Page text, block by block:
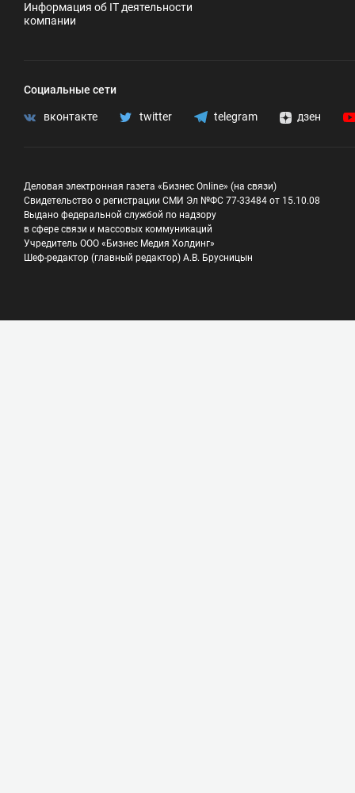
Информация об IT деятельности
компании
Социальные сети
вконтакте twitter telegram дзен
Деловая электронная газета «Бизнес Online» (на связи)
Свидетельство о регистрации СМИ Эл №ФС 77-33484 от 15.10.08
Выдано федеральной службой по надзору
в сфере связи и массовых коммуникаций
Учредитель ООО «Бизнес Медия Холдинг»
Шеф-редактор (главный редактор) А.В. Брусницын